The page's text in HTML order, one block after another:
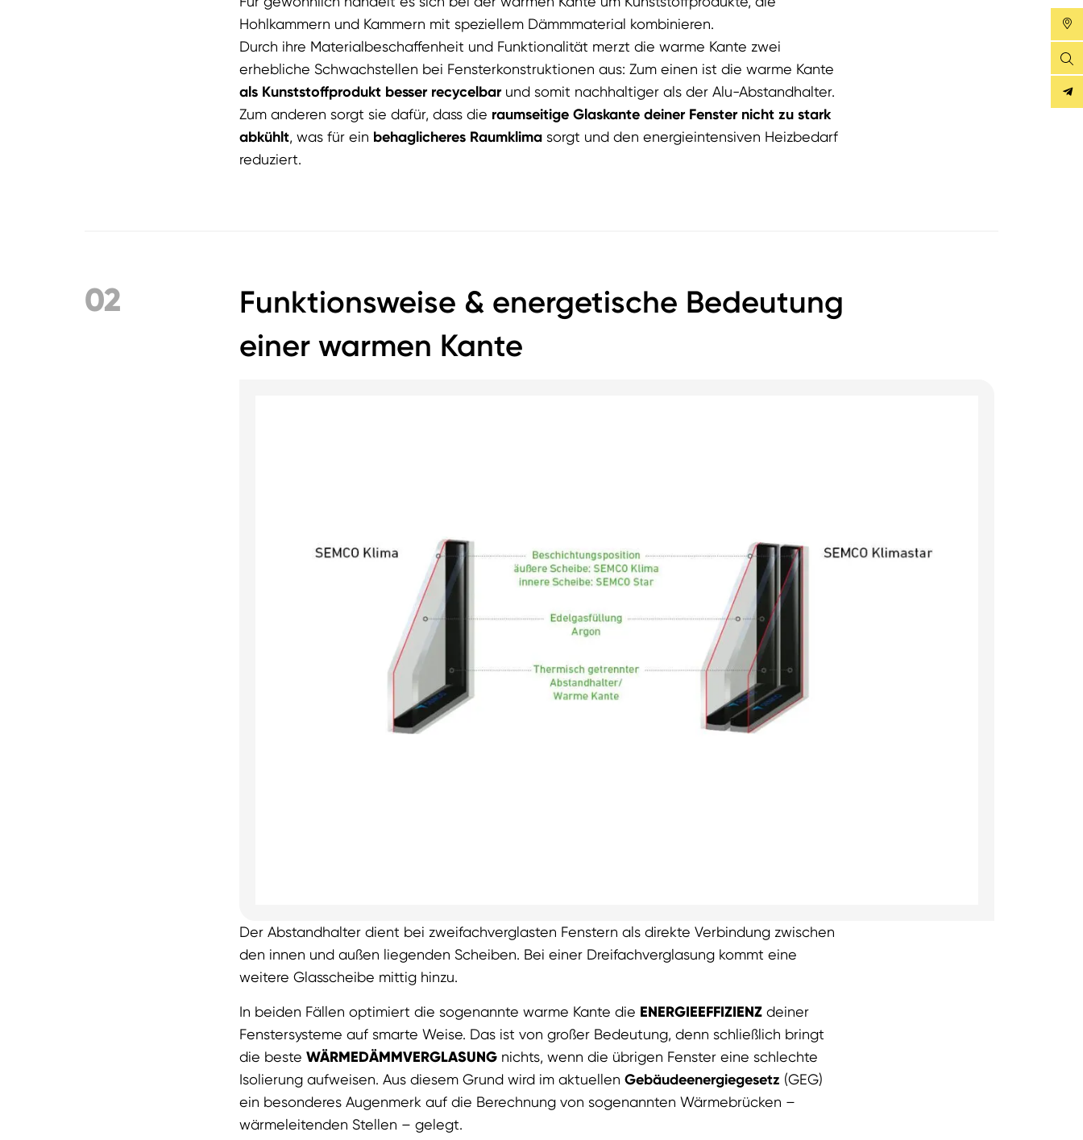
Hohlkammern und Kammern mit speziellem Dämmmaterial kombinieren.
Durch ihre Materialbeschaffenheit und Funktionalität merzt die warme Kante zwei
erhebliche Schwachstellen bei Fensterkonstruktionen aus: Zum einen ist die warme Kante
als Kunststoffprodukt besser recycelbarund somit nachhaltiger als der Alu-Abstandhalter.
Zum anderen sorgt sie dafür, dass die raumseitige Glaskante deiner Fenster nicht zu stark
abkühlt, was für ein behaglicheres Raumklima sorgt und den energieintensiven Heizbedarf
reduziert.
02
Funktionsweise & energetische Bedeutung
einer warmen Kante
Der Abstandhalter dient bei zweifachverglasten Fenstern als direkte Verbindung zwischen
den innen und außen liegenden Scheiben. Bei einer Dreifachverglasung kommt eine
weitere Glasscheibe mittig hinzu.
In beiden Fällen optimiert die sogenannte warme Kante die ENERGIEEFFIZIENZ deiner
Fenstersysteme auf smarte Weise. Das ist von großer Bedeutung, denn schließlich bringt
die beste WÄRMEDÄMMVERGLASUNG nichts, wenn die übrigen Fenster eine schlechte
Isolierung aufweisen. Aus diesem Grund wird im aktuellen Gebäudeenergiegesetz (GEG)
ein besonderes Augenmerk auf die Berechnung von sogenannten Wärmebrücken –
wärmeleitenden Stellen – gelegt.